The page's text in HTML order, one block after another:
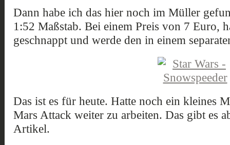
Dann habe ich das hier noch im Müller
1:52 Maßstab. Bei einem Preis von 7 Euro,
geschnappt und werde den in einem
Das ist es für heute. Hatte noch ein kleines
Mars Attack weiter zu arbeiten. Das gibt es
Artikel.